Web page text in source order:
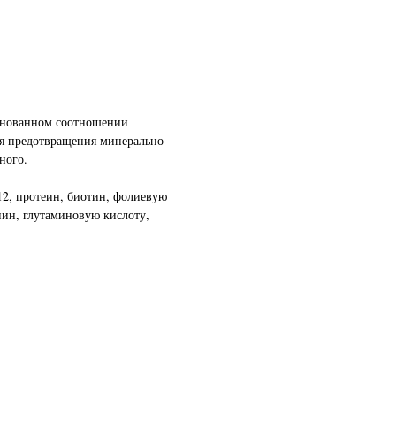
соотношении
предотвращения минерально-
протеин, биотин, фолиевую
глутаминовую кислоту,